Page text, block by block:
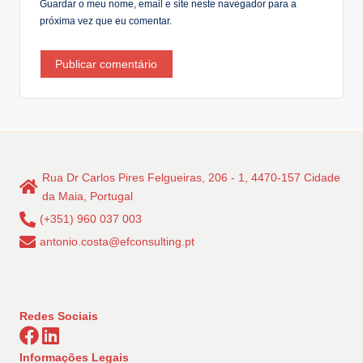
Guardar o meu nome, email e site neste navegador para a
próxima vez que eu comentar.
Rua Dr Carlos Pires Felgueiras, 206 - 1, 4470-157 Cidade
da Maia, Portugal
(+351) 960 037 003
antonio.costa@efconsulting.pt
Redes Sociais
Informações Legais